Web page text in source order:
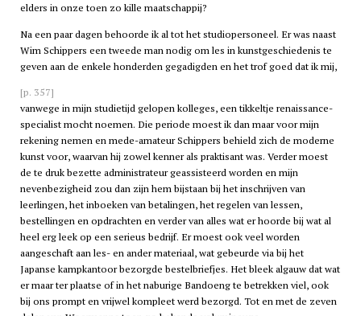
elders in onze toen zo kille maatschappij?
Na een paar dagen behoorde ik al tot het studiopersoneel. Er was naast
Wim Schippers een tweede man nodig om les in kunstgeschiedenis te
geven aan de enkele honderden gegadigden en het trof goed dat ik mij,
[p. 357]
vanwege in mijn studietijd gelopen kolleges, een tikkeltje renaissance-
specialist mocht noemen. Die periode moest ik dan maar voor mijn
rekening nemen en mede-amateur Schippers behield zich de moderne
kunst voor, waarvan hij zowel kenner als praktisant was. Verder moest
de te druk bezette administrateur geassisteerd worden en mijn
nevenbezigheid zou dan zijn hem bijstaan bij het inschrijven van
leerlingen, het inboeken van betalingen, het regelen van lessen,
bestellingen en opdrachten en verder van alles wat er hoorde bij wat al
heel erg leek op een serieus bedrijf. Er moest ook veel worden
aangeschaft aan les- en ander materiaal, wat gebeurde via bij het
Japanse kampkantoor bezorgde bestelbriefjes. Het bleek algauw dat wat
er maar ter plaatse of in het naburige Bandoeng te betrekken viel, ook
bij ons prompt en vrijwel kompleet werd bezorgd. Tot en met de zeven